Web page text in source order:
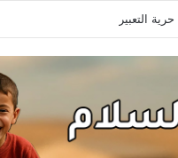
آمون”